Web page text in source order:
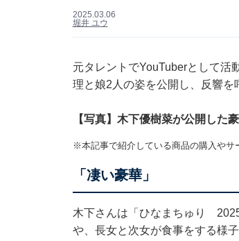
2025.03.06
堀井 ユウ
元タレントでYouTuberとして活
理と娘2人の姿を公開し、反響を
【写真】木下優樹菜が公開した
※本記事で紹介している商品の購入やサ
「凄い豪華」
木下さんは「ひなまちゅり
や、長女と次女が食事をする様